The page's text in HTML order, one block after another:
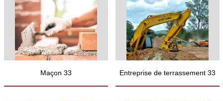
Maçon 33 Entreprise de terrassement 33